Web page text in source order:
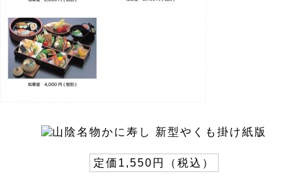
定価1,550円（税込）